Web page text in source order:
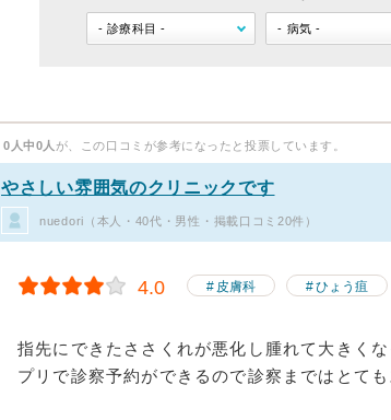
0人中0人 が、この口コミが参考になったと投票しています。
やさしい雰囲気のクリニックです
nuedori（本人・40代・男性・掲載口コミ20件）
4.0 皮膚科 ひょう疽
指先にできたささくれが悪化し腫れて大きく
プリで診察予約ができるので診察まではとても